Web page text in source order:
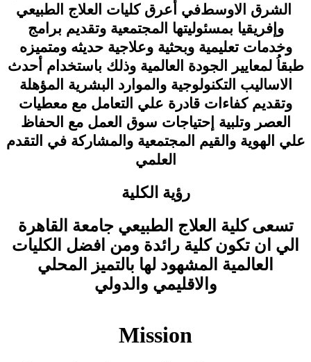
أعرق كليات العلاج الطبيعي فيالشرق الاوسط
وإفريقيا بمسئوليتها المجتمعية وتقديم برامج
وخدمات تعليمية وبحثية وعلاجية حديثه ومتميزه
طبقاُ لمعايير الجودة العالمية وذلك باستخدام أحدث
الاساليب التكنولوجية والموارد البشرية المؤهلة
وتقديم كفاءات قادرة علي التعامل مع معطيات
العصر وتلبية إحتياجات سوق العمل مع الحفاظ
علي الهوية والقيم المجتمعية والمشاركة في التقدم
العلمي
رؤية الكلية
تسعى كلية العلاج الطبيعي جامعة القاهرة
الي ان تكون كلية رائدة ومن افضل الكليات
العالمية المشهود لها بالتميز المحلي
والاقليمي والدولي
Mission